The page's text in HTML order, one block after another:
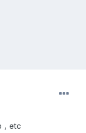
, etc